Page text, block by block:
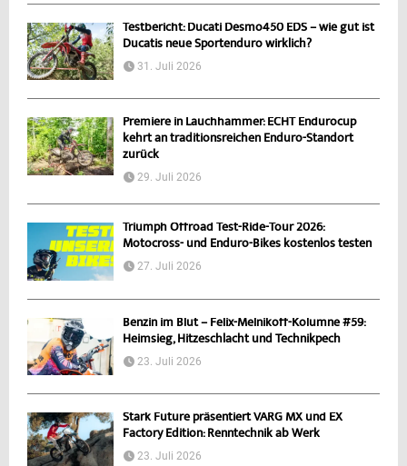
Testbericht: Ducati Desmo450 EDS – wie gut ist
Ducatis neue Sportenduro wirklich?
31. Juli 2026
Premiere in Lauchhammer: ECHT Endurocup
kehrt an traditionsreichen Enduro-Standort
zurück
29. Juli 2026
Triumph Offroad Test-Ride-Tour 2026:
Motocross- und Enduro-Bikes kostenlos testen
27. Juli 2026
Benzin im Blut – Felix-Melnikoff-Kolumne #59:
Heimsieg, Hitzeschlacht und Technikpech
23. Juli 2026
Stark Future präsentiert VARG MX und EX
Factory Edition: Renntechnik ab Werk
23. Juli 2026